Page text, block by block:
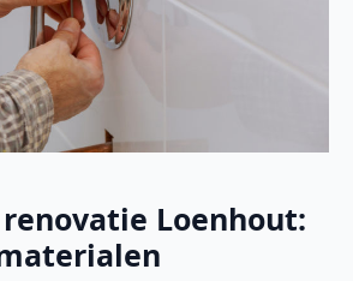
Loenhout: